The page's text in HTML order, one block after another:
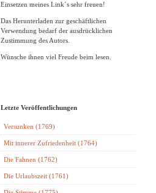
Einsetzen meines Link´s sehr freuen!
Das Herunterladen zur geschäftlichen
Verwendung bedarf der ausdrücklichen
Zustimmung des Autors.
Wünsche ihnen viel Freude beim lesen.
Letzte Veröffentlichungen
Versunken (1769)
Mit innerer Zufriedenheit (1764)
Die Fahnen (1762)
Die Urlaubszeit (1761)